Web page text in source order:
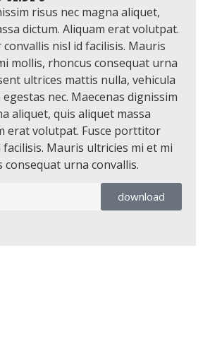
risus nec magna aliquet,
dictum. Aliquam erat volutpat.
nisl id facilisis. Mauris
mollis, rhoncus consequat urna
ultrices mattis nulla, vehicula
nec. Maecenas dignissim
aliquet, quis aliquet massa
erat volutpat. Fusce porttitor
Mauris ultricies mi et mi
consequat urna convallis.
download